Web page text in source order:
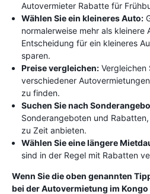
Autovermieter Rabatte für
Wählen Sie ein kleineres Auto:
normalerweise mehr als kleinere
Entscheidung für ein kleineres
sparen.
Preise vergleichen: Vergleichen
verschiedener
zu finden.
Suchen Sie nach
Sonderangeboten und
zu Zeit anbieten.
Wählen Sie eine längere
sind in der Regel mit Rabatten
Wenn Sie die oben genannten
bei der Autovermietung im